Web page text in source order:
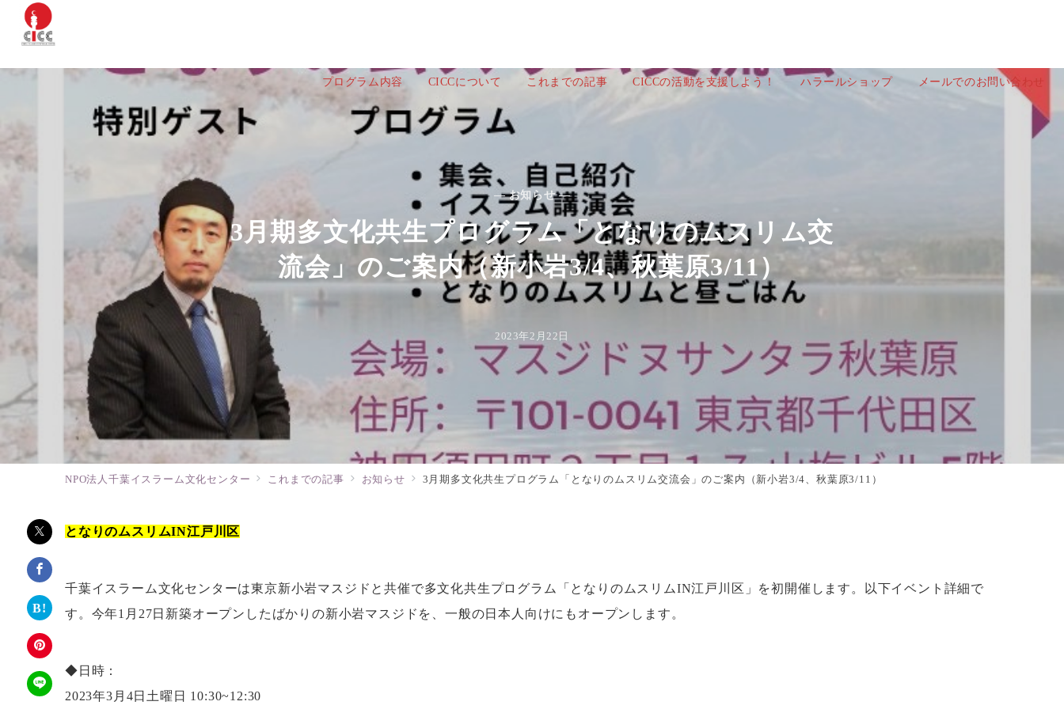
プログラム内容 CICCについて これまでの記事 CICCの活動を支援しよう！ ハラールショップ メールでのお問い合わせ
— お知らせ —
3月期多文化共生プログラム「となりのムスリム交
流会」のご案内（新小岩3/4、秋葉原3/11）
2023年2月22日
NPO法人千葉イスラーム文化センター これまでの記事 お知らせ 3月期多文化共生プログラム「となりのムスリム交流会」のご案内（新小岩3/4、秋葉原3/11）
となりのムスリムIN江戸川区
千葉イスラーム文化センターは東京新小岩マスジドと共催で多文化共生プログラム「となりのムスリムIN江戸川区」を初開催します。以下イベント詳細で
す。今年1月27日新築オープンしたばかりの新小岩マスジドを、一般の日本人向けにもオープンします。
◆日時：
2023年3月4日土曜日 10:30~12:30